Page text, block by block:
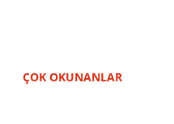
ÇOK OKUNANLAR